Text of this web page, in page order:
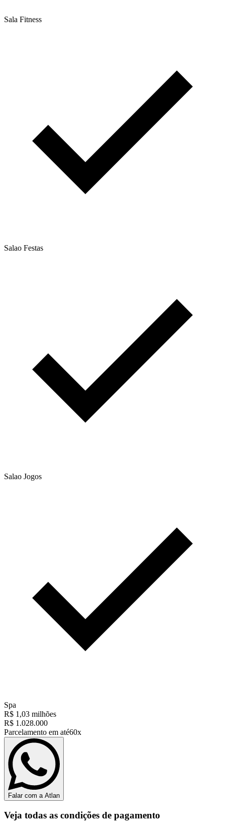
Sala Fitness
Salao Festas
Salao Jogos
Spa
R$ 1,03 milhões
R$ 1.028.000
Parcelamento em até60x
Falar com a Atlan
Veja todas as condições de pagamento